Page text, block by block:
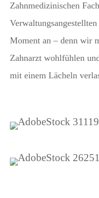
Zahnmedizinischen
Moment an – denn wir
Zahnarzt wohlfühlen
mit einem Lächeln